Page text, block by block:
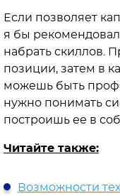
Если позволяет
я бы
набрать скиллов.
позиции, затем в
можешь быть
нужно понимать
построишь ее в
Читайте также:
Возможности